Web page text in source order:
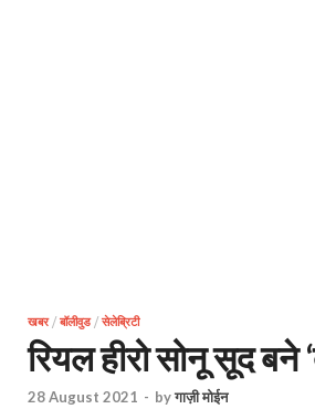
खबर/ बॉलीवुड/ सेलेब्रिटी
रियल हीरो सोनू सूद बने
28 August 2021 - byगाज़ी मोईन